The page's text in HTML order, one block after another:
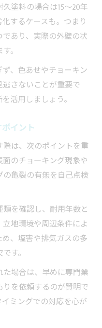
塗料の場合は15～20年
するケースも。つまり
であり、実際の外壁の状
。
、色あせやチョーキン
さないことが重要で
活用しましょう。
イント
は、次のポイントを重
のチョーキング現象や
亀裂の有無を自己点検
を確認し、耐用年数と
地環境や周辺条件によ
、塩害や排気ガスの多
す。
場合は、早めに専門業
を依頼するのが賢明で
ミングでの対応を心が